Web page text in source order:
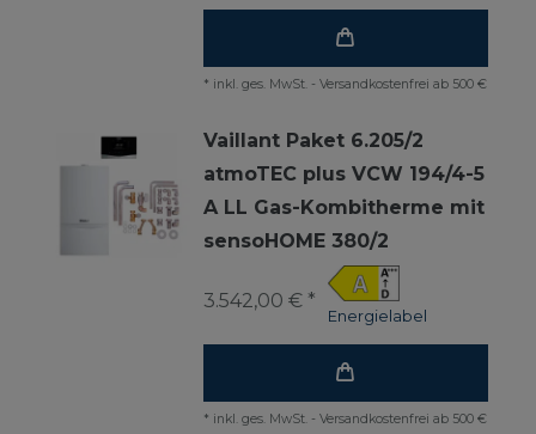
* inkl. ges. MwSt. - Versandkostenfrei ab 500 €
Vaillant Paket 6.205/2
atmoTEC plus VCW 194/4-5
A LL Gas-Kombitherme mit
sensoHOME 380/2
Energielabel
3.542,00 € *
* inkl. ges. MwSt. - Versandkostenfrei ab 500 €